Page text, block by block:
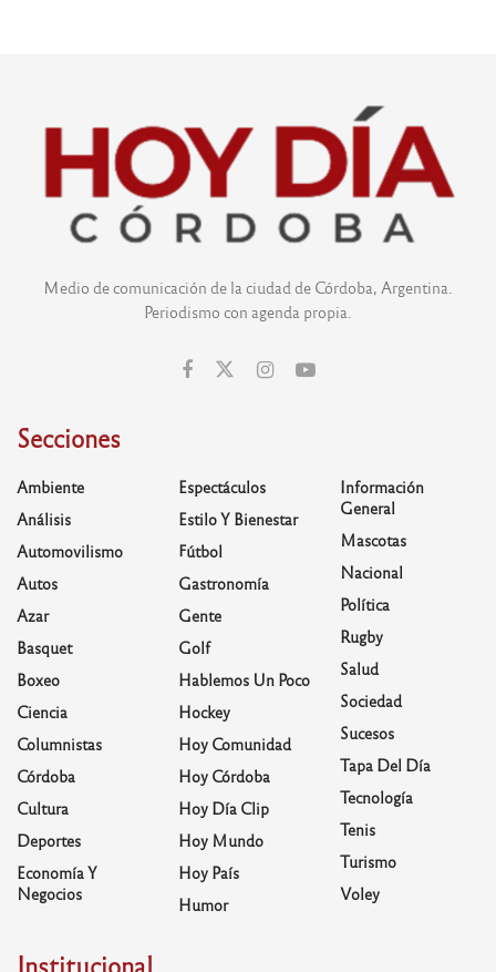
Medio de comunicación de la ciudad de Córdoba, Argentina.
Periodismo con agenda propia.
Secciones
Ambiente
Análisis
Automovilismo
Autos
Azar
Basquet
Boxeo
Ciencia
Columnistas
Córdoba
Cultura
Deportes
Economía Y
Negocios
Espectáculos
Estilo Y Bienestar
Fútbol
Gastronomía
Gente
Golf
Hablemos Un Poco
Hockey
Hoy Comunidad
Hoy Córdoba
Hoy Día Clip
Hoy Mundo
Hoy País
Humor
Información
General
Mascotas
Nacional
Política
Rugby
Salud
Sociedad
Sucesos
Tapa Del Día
Tecnología
Tenis
Turismo
Voley
Institucional